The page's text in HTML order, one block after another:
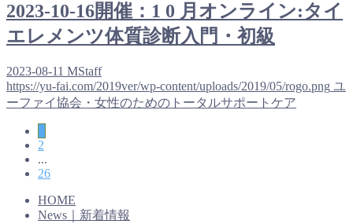
2023-10-16開催：1 0 月オンライン:タイ
エレメンツ体質診断入門・初級
2023-08-11 MStaff
https://yu-fai.com/2019ver/wp-content/uploads/2019/05/rogo.png ユ
ーファイ協会・女性のためのトータルサポートケア
2
...
26
HOME
News｜新着情報